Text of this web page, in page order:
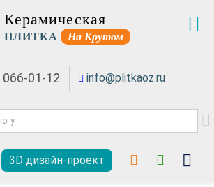
Керамическая
ПЛИТКА На Крутом
01-12 info@plitkaoz.ru
3D дизайн-проект